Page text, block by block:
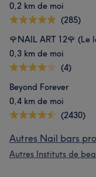
0,2 km de moi
(285)
🌹NAIL ART 12🌹 (Le
0,3 km de moi
(4)
Beyond Forever
0,4 km de moi
(2430)
Autres Nail bars
Autres Instituts de